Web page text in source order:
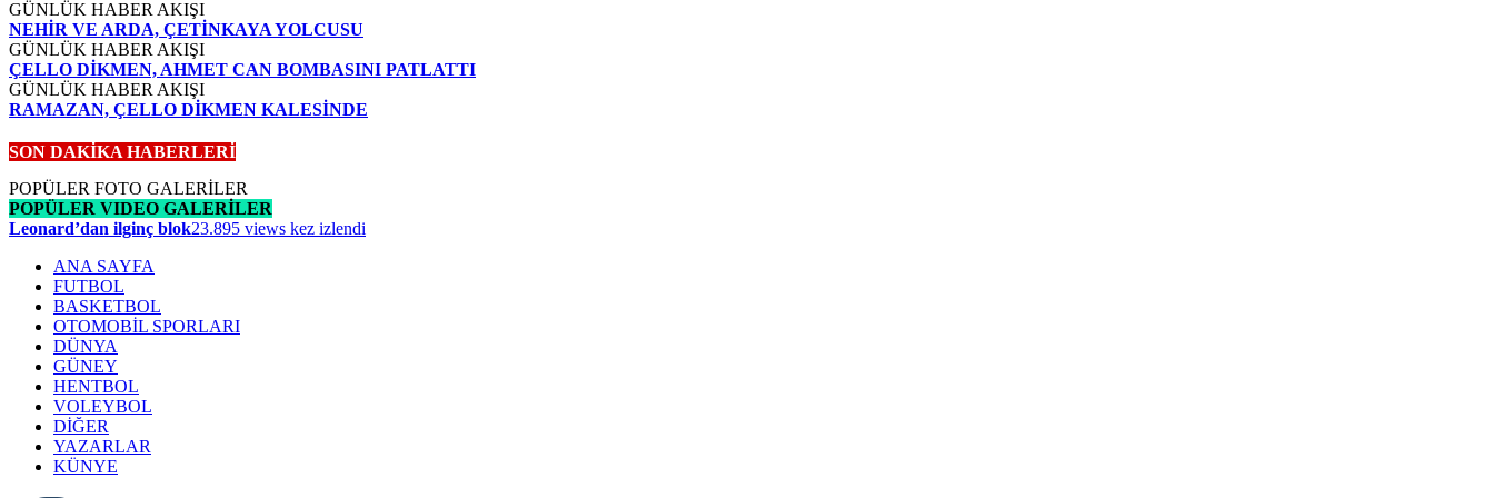
GÜNLÜK HABER AKIŞI
NEHİR VE ARDA, ÇETİNKAYA YOLCUSU
GÜNLÜK HABER AKIŞI
ÇELLO DİKMEN, AHMET CAN BOMBASINI PATLATTI
GÜNLÜK HABER AKIŞI
RAMAZAN, ÇELLO DİKMEN KALESİNDE
SON DAKİKA HABERLERİ
POPÜLER FOTO GALERİLER
POPÜLER VIDEO GALERİLER
Leonard’dan ilginç blok23.895 views kez izlendi
ANA SAYFA
FUTBOL
BASKETBOL
OTOMOBİL SPORLARI
DÜNYA
GÜNEY
HENTBOL
VOLEYBOL
DİĞER
YAZARLAR
KÜNYE